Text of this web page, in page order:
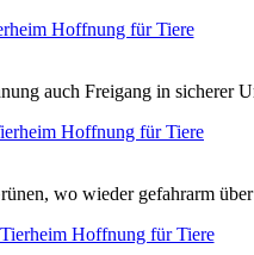
auch Freigang in sicherer
wo wieder gefahrarm